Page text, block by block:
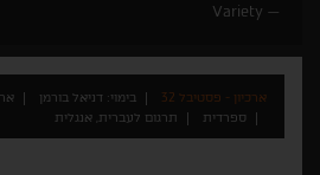
Variety
ארכיון - פסטיבל 32 בימוי: דניאל בורמן
ספרדית
תרגום לעברית, אנגלית